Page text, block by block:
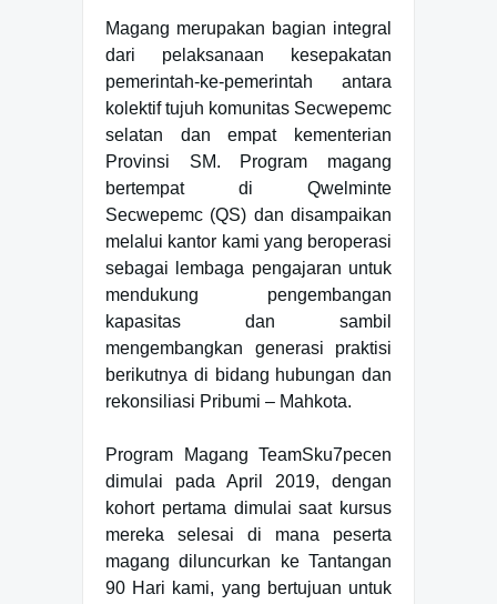
Magang merupakan bagian integral
dari pelaksanaan kesepakatan
pemerintah-ke-pemerintah antara
kolektif tujuh komunitas Secwepemc
selatan dan empat kementerian
Provinsi SM. Program magang
bertempat di Qwelminte
Secwepemc (QS) dan disampaikan
melalui kantor kami yang beroperasi
sebagai lembaga pengajaran untuk
mendukung pengembangan
kapasitas dan sambil
mengembangkan generasi praktisi
berikutnya di bidang hubungan dan
rekonsiliasi Pribumi – Mahkota.
Program Magang TeamSku7pecen
dimulai pada April 2019, dengan
kohort pertama dimulai saat kursus
mereka selesai di mana peserta
magang diluncurkan ke Tantangan
90 Hari kami, yang bertujuan untuk